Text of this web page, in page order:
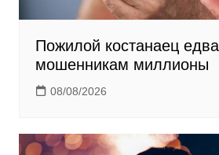
Пожилой костанаец
мошенникам миллионы
08/08/2026